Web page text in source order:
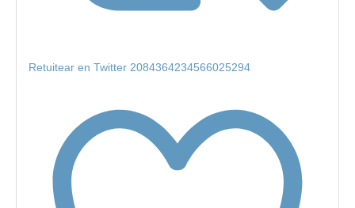
Retuitear en Twitter 2084364234566025294